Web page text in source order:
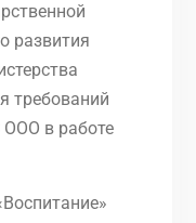
развития
требований
в работе